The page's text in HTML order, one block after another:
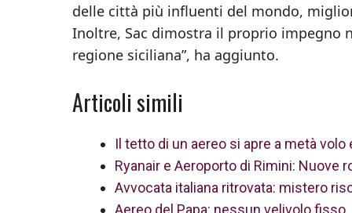
delle città più influenti del mondo,
Inoltre, Sac dimostra il proprio impegno
regione siciliana”, ha aggiunto.
Articoli simili
Il tetto di un aereo si apre a metà
Ryanair e Aeroporto di Rimini: Nuove
Avvocata italiana ritrovata: mistero
Aereo del Papa: nessun velivolo